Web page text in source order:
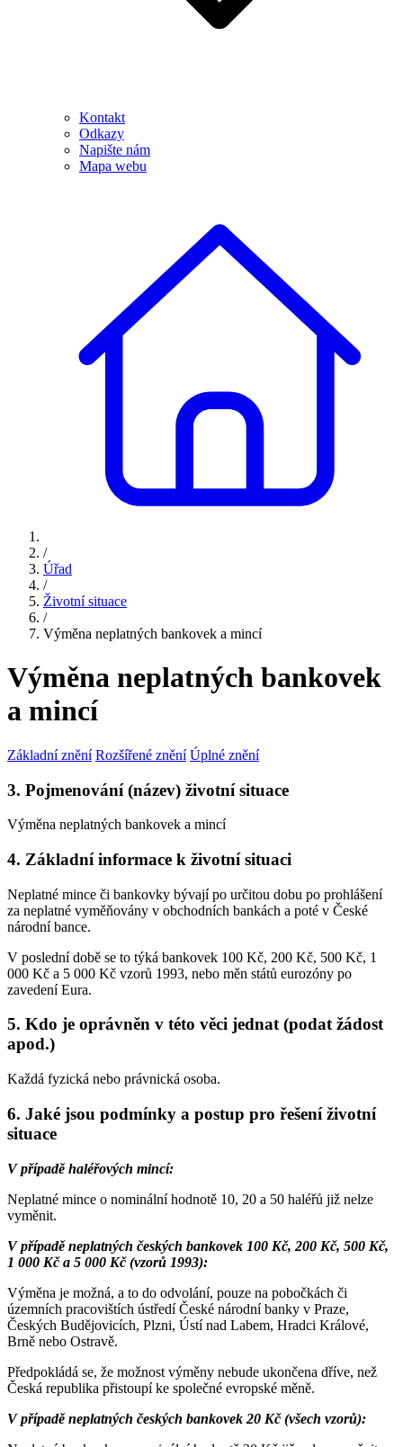
Kontakt
Odkazy
Napište nám
Mapa webu
/
Úřad
/
Životní situace
/
Výměna neplatných bankovek a mincí
Výměna neplatných bankovek
a mincí
Základní znění Rozšířené znění Úplné znění
3. Pojmenování (název) životní situace
Výměna neplatných bankovek a mincí
4. Základní informace k životní situaci
Neplatné mince či bankovky bývají po určitou dobu po prohlášení
za neplatné vyměňovány v obchodních bankách a poté v České
národní bance.
V poslední době se to týká bankovek 100 Kč, 200 Kč, 500 Kč, 1
000 Kč a 5 000 Kč vzorů 1993, nebo měn států eurozóny po
zavedení Eura.
5. Kdo je oprávněn v této věci jednat (podat žádost
apod.)
Každá fyzická nebo právnická osoba.
6. Jaké jsou podmínky a postup pro řešení životní
situace
V případě haléřových mincí:
Neplatné mince o nominální hodnotě 10, 20 a 50 haléřů již nelze
vyměnit.
V případě neplatných českých bankovek 100 Kč, 200 Kč, 500 Kč,
1 000 Kč a 5 000 Kč (vzorů 1993):
Výměna je možná, a to do odvolání, pouze na pobočkách či
územních pracovištích ústředí České národní banky v Praze,
Českých Budějovicích, Plzni, Ústí nad Labem, Hradci Králové,
Brně nebo Ostravě.
Předpokládá se, že možnost výměny nebude ukončena dříve, než
Česká republika přistoupí ke společné evropské měně.
V případě neplatných českých bankovek 20 Kč (všech vzorů):